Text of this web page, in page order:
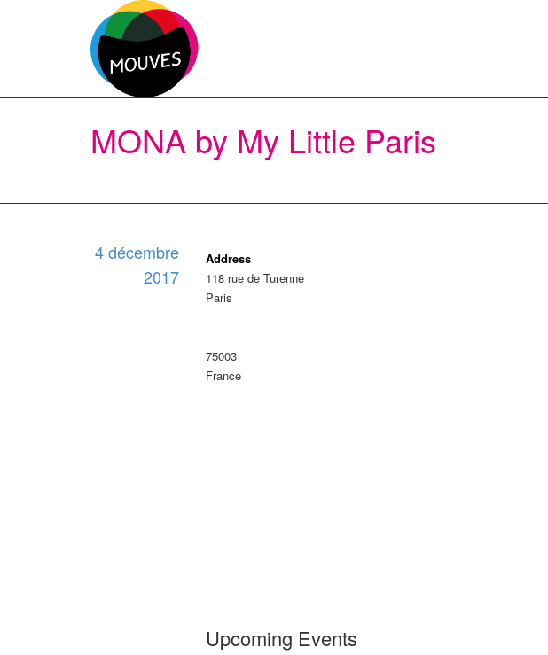
MONA by My Little Paris
4 décembre
2017
Address
118 rue de Turenne
Paris
75003
France
Upcoming Events